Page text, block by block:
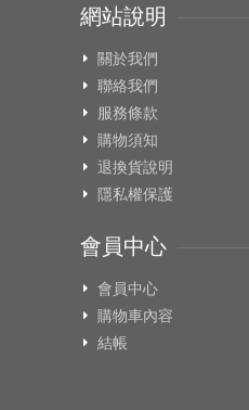
網站說明
關於我們
聯絡我們
服務條款
購物須知
退換貨說明
隱私權保護
會員中心
會員中心
購物車內容
結帳